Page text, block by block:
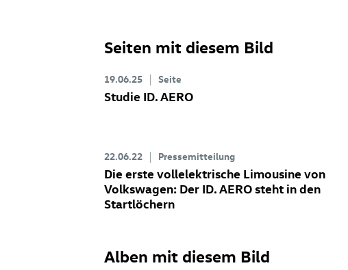
Seiten mit diesem Bild
19.06.25 Seite
Studie ID. AERO
22.06.22 Pressemitteilung
Die erste vollelektrische Limousine von
Volkswagen: Der ID. AEROsteht in den
Startlöchern
Alben mit diesem Bild